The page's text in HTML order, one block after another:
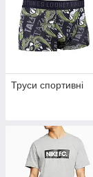
Труси спортивні